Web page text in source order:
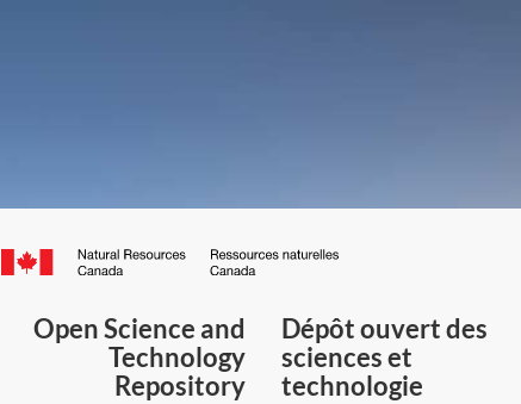
Canada.ca
du
Canada
Open Science and
Technology
Repository
Dépôt ouvert des
sciences et
technologie